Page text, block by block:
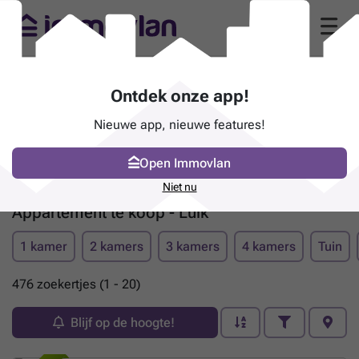
Appartement te koop - Luik
1 kamer 2 kamers 3 kamers 4 kamers Tuin
476 zoekertjes (1 - 20)
Blijf op de hoogte!
Ontdek onze app!
Nieuwe app, nieuwe features!
Open Immovlan
Niet nu